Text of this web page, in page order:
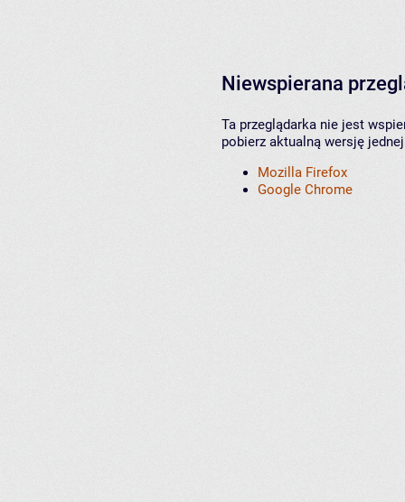
Niewspierana
Ta przeglądarka nie jest
pobierz aktualną wersję
Mozilla Firefox
Google Chrome